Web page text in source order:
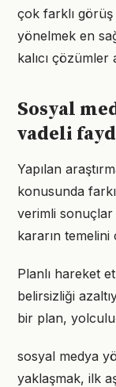
çok farklı görüş
yönelmek en
kalıcı çözümler
Sosyal
vadeli
Yapılan
konusunda
verimli
kararın
Planlı hareket
belirsizliği
bir plan,
sosyal medya
yaklaşmak, ilk